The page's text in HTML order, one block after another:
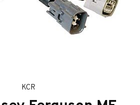
KCR